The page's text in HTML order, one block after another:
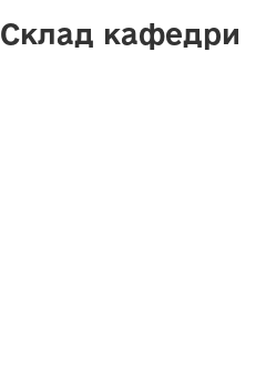
Склад кафедри